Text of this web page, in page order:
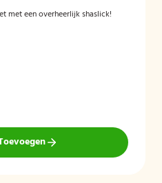
met een overheerlijk shaslick!